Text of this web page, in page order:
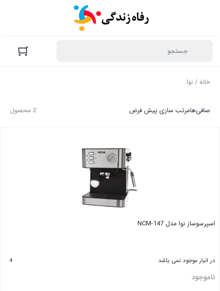
خانه/ نوا
2 محصول صافی‌هامرتب سازی پیش فرض
اسپرسوساز نوا مدل NCM-147
در انبار موجود نمی باشد 4
ناموجود